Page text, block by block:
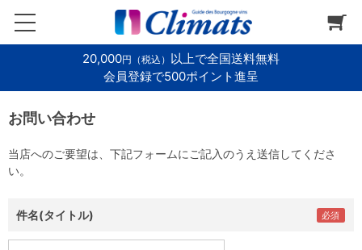
20,000円（税込） 以上で全国送料無料
会員登録で500ポイント進呈
お問い合わせ
当店へのご要望は、下記フォームにご記入のうえ送信してくださ
い。
件名(タイトル)